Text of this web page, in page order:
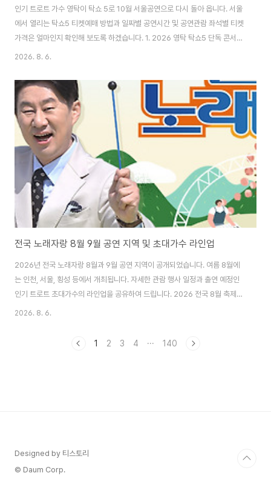
인기 트로트 가수 영탁이 탁쇼 5로 10월 서울공연으로 다시 돌아 옵니다. 서울
에서 열리는 탁쇼5 티켓예매 방법과 일짜별 공연시간 및 공연관람 좌석별 티켓
가격은 얼마인지 확인해 보도록 하겠습니다. 1. 2026 영탁 탁쇼5 단독 콘서트
티켓 예매 영탁 탁쇼5 공연시간은 120분이며 멜론티켓 티켓을 통하여 1인 4
예매 사이트에서 확인을 해 보실 수 있습니다. 영탁 탁쇼5 티켓예매하기 영탁
2026 탁쇼5 서울 공연 티켓 오픈일 선 예매 : 2026.08.12. 수요일 / 저녁
20:00 티켓 오픈일반 예매 : 2026.08.14 금요일 / 저녁 20:00 티켓 오픈공
연 일정 : 2026.10.03 (토)부터 ~ 10.05..
2026. 8. 6.
전국 노래자랑 8월 9월 공연 지역 및 초대가수 라인업
2026년 전국 노래자랑 8월과 9월 공연 지역이 공개되었습니다. 여름 8월에
는 인천, 서울, 횡성 등에서 개최됩니다. 자세한 관람 행사 일정과 출연 예정인
인기 트로트 초대가수의 라인업을 공유하여 드립니다. 2026 전국 8월 축제
행사 일정2026년 8월 뜨거운 여름 !!! 전국에서 개최되는 축제 일정을 알아 봅
2026. 8. 6.
1 2 3 4 ··· 140
Designed by 티스토리
© Daum Corp.